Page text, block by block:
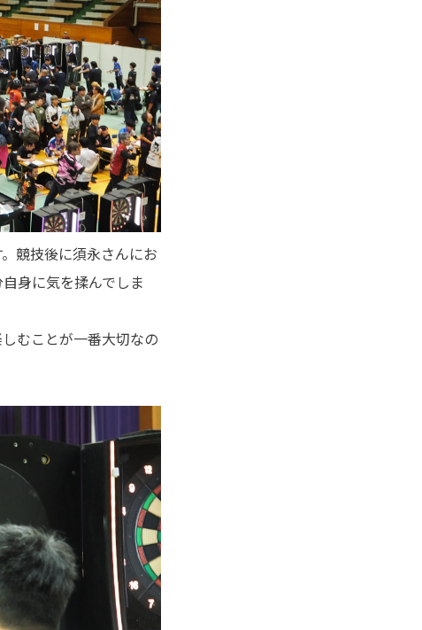
競技後に須永さんにお
身に気を揉んでしま
むことが一番大切なの